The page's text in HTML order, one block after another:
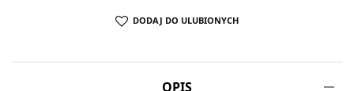
DODAJ DO ULUBIONYCH
OPIS